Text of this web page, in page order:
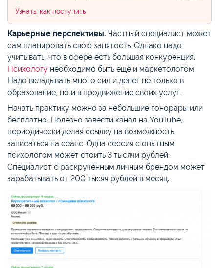
Узнать, как поступить
Карьерные перспективы. Частный специалист может
сам планировать свою занятость. Однако надо
учитывать, что в сфере есть большая конкуренция.
Психологу необходимо быть ещё и маркетологом.
Надо вкладывать много сил и денег не только в
образование, но и в продвижение своих услуг.
Начать практику можно за небольшие гонорары или
бесплатно. Полезно завести канал на YouTube,
периодически делая ссылку на возможность
записаться на сеанс. Одна сессия с опытным
психологом может стоить 3 тысячи рублей.
Специалист с раскрученным личным брендом может
зарабатывать от 200 тысяч рублей в месяц.